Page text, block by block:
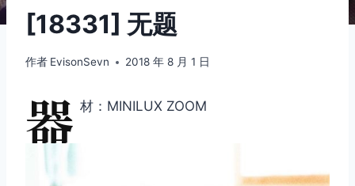
[18331] 无题
作者 EvisonSevn 2018 年 8 月 1 日
器 材：MINILUX ZOOM